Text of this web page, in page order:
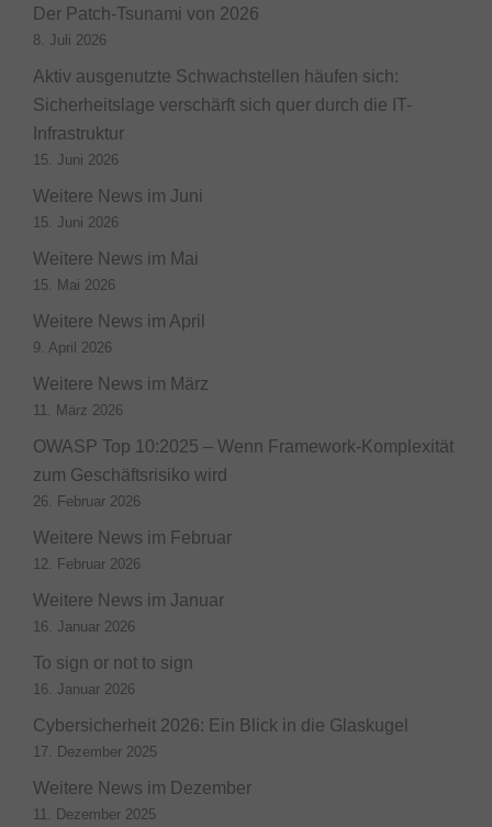
Der Patch-Tsunami von 2026
8. Juli 2026
Aktiv ausgenutzte Schwachstellen häufen sich:
Sicherheitslage verschärft sich quer durch die IT-
Infrastruktur
15. Juni 2026
Weitere News im Juni
15. Juni 2026
Weitere News im Mai
15. Mai 2026
Weitere News im April
9. April 2026
Weitere News im März
11. März 2026
OWASP Top 10:2025 – Wenn Framework-Komplexität
zum Geschäftsrisiko wird
26. Februar 2026
Weitere News im Februar
12. Februar 2026
Weitere News im Januar
16. Januar 2026
To sign or not to sign
16. Januar 2026
Cybersicherheit 2026: Ein Blick in die Glaskugel
17. Dezember 2025
Weitere News im Dezember
11. Dezember 2025